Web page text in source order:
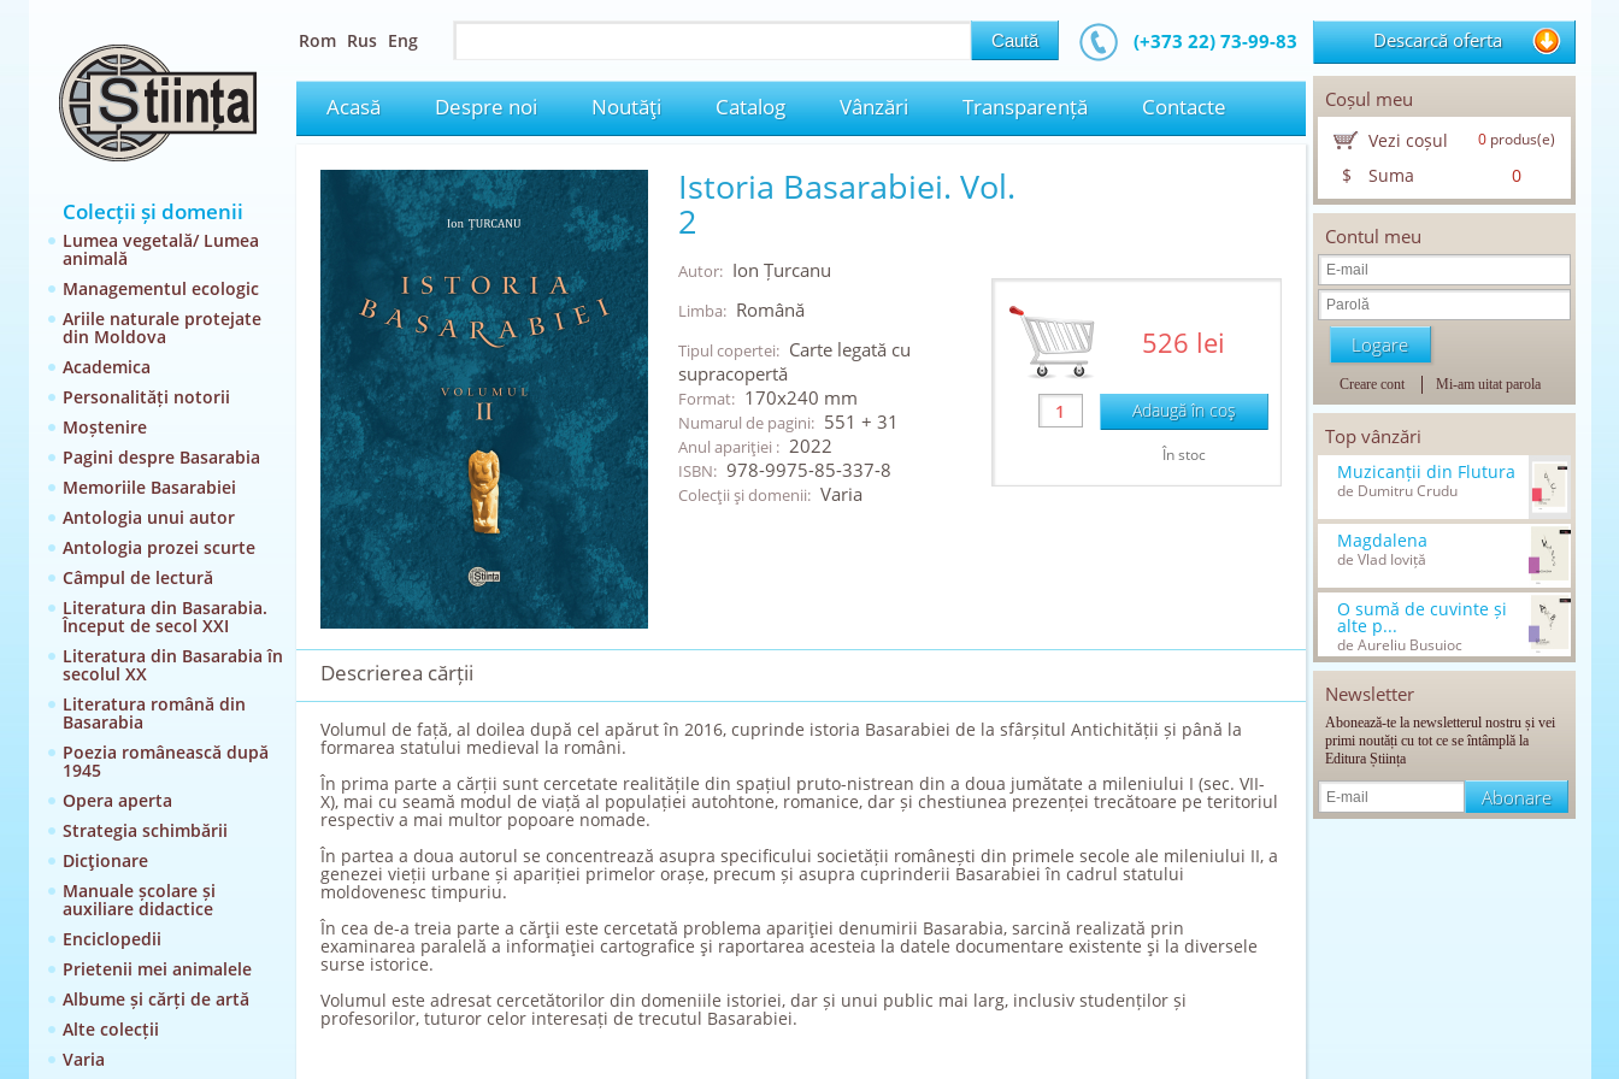
Colecții și domenii
Lumea vegetală/ Lumea
animală
Managementul ecologic
Ariile naturale protejate
din Moldova
Academica
Personalități notorii
Moștenire
Pagini despre Basarabia
Memoriile Basarabiei
Antologia unui autor
Antologia prozei scurte
Câmpul de lectură
Literatura din Basarabia.
Început de secol XXI
Literatura din Basarabia în
secolul XX
Literatura română din
Basarabia
Poezia românească după
1945
Opera aperta
Strategia schimbării
Dicţionare
Manuale școlare și
auxiliare didactice
Enciclopedii
Prietenii mei animalele
Albume și cărți de artă
Alte colecții
Varia
Rom Rus Eng (+373 22) 73-99-83
Acasă Despre noi Noutăţi Catalog Vânzări Transparență Contacte
Istoria Basarabiei. Vol.
2
Autor: Ion Țurcanu
Limba: Română
Tipul copertei: Carte legată cu
supracopertă
Format: 170x240 mm
Numarul de pagini: 551 + 31
Anul apariţiei : 2022
ISBN: 978-9975-85-337-8
Colecţii şi domenii: Varia
526 lei
Adaugă în coş
În stoc
Descrierea cărții
Volumul de față, al doilea după cel apărut în 2016, cuprinde istoria Basarabiei de la sfârșitul Antichității și până la
formarea statului medieval la români.
În prima parte a cărții sunt cercetate realitățile din spațiul pruto-nistrean din a doua jumătate a mileniului I (sec. VII-
X), mai cu seamă modul de viață al populației autohtone, romanice, dar și chestiunea prezenței trecătoare pe teritoriul
respectiv a mai multor popoare nomade.
În partea a doua autorul se concentrează asupra specificului societății românești din primele secole ale mileniului II, a
genezei vieții urbane și apariției primelor orașe, precum și asupra cuprinderii Basarabiei în cadrul statului
moldovenesc timpuriu.
În cea de-a treia parte a cărţii este cercetată problema apariţiei denumirii Basarabia, sarcină realizată prin
examinarea paralelă a informaţiei cartografice şi raportarea acesteia la datele documentare existente şi la diversele
surse istorice.
Volumul este adresat cercetătorilor din domeniile istoriei, dar și unui public mai larg, inclusiv studenților și
profesorilor, tuturor celor interesați de trecutul Basarabiei.
Descarcă oferta
Coșul meu
Vezi coșul 0produs(e)
$ Suma 0
Contul meu
Creare cont Mi-am uitat parola
Top vânzări
Muzicanții din Flutura
de Dumitru Crudu
Magdalena
de Vlad Ioviță
O sumă de cuvinte și
alte p...
de Aureliu Busuioc
Newsletter
Abonează-te la newsletterul nostru și vei
primi noutăți cu tot ce se întâmplă la
Editura Știința